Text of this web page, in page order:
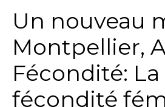
Un nouveau
Montpellier,
Fécondité: La
fécondité